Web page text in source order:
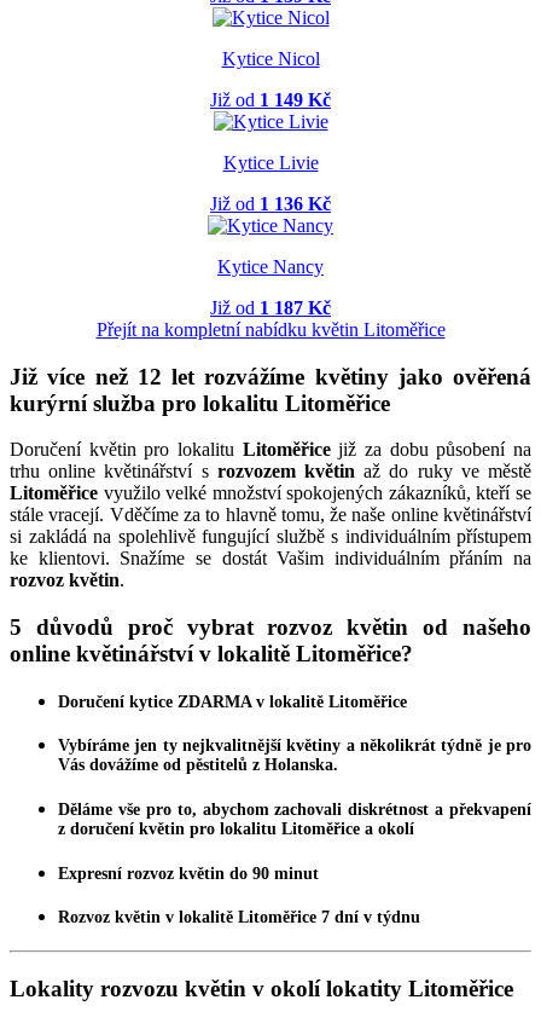
Kytice Nicol
Již od 1 149 Kč
Kytice Livie
Již od 1 136 Kč
Kytice Nancy
Již od 1 187 Kč
Přejít na kompletní nabídku květin Litoměřice
Již více než 12 let rozvážíme květiny jako ověřená
kurýrní služba pro lokalitu Litoměřice
Doručení květin pro lokalitu Litoměřicejiž za dobu působení na
trhu online květinářství s rozvozem květin až do ruky ve městě
Litoměřice využilo velké množství spokojených zákazníků, kteří se
stále vracejí. Vděčíme za to hlavně tomu, že naše online květinářství
si zakládá na spolehlivě fungující službě s individuálním přístupem
ke klientovi. Snažíme se dostát Vašim individuálním přáním na
rozvoz květin.
5 důvodů proč vybrat rozvoz květin od našeho
online květinářství v lokalitě Litoměřice?
Doručení kytice ZDARMA v lokalitě Litoměřice
Vybíráme jen ty nejkvalitnějšíkvětiny a několikrát týdně je pro
Vás dovážíme od pěstitelů z Holanska.
Děláme vše pro to, abychom zachovali diskrétnost a překvapení
z doručení květin pro lokalitu Litoměřice a okolí
Expresní rozvoz květin do 90 minut
Rozvoz květin v lokalitě Litoměřice 7 dní v týdnu
Lokality rozvozu květin v okolí lokatity Litoměřice